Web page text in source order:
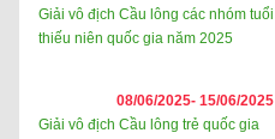
Giải vô địch Cầu lông các nhóm tuổi
thiếu niên quốc gia năm 2025
08/06/2025- 15/06/2025
Giải vô địch Cầu lông trẻ quốc gia